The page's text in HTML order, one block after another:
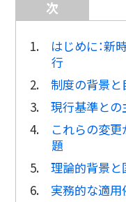
次
1. はじめに：新
行
2.制度の背景と
3.現行基準との
4.
これらの変
題
5.理論的背景
6. 実務的な適